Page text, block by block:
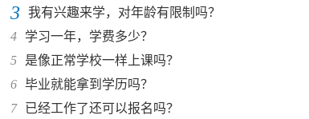
3 我有兴趣来学，对年龄有限制吗？
4
学习一年，学费多少？
5
是像正常学校一样上课吗？
6 毕业就能拿到学历吗？
7
已经工作了还可以报名吗？